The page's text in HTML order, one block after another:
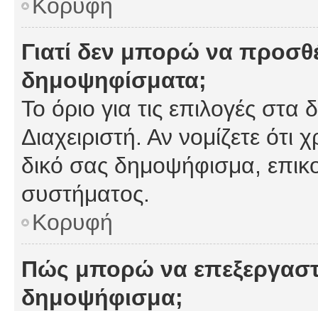
Κορυφή
Γιατί δεν μπορώ να
δημοψηφίσματα;
Το όριο για τις επιλογές
Διαχειριστή. Αν νομίζετε ότι
δικό σας δημοψήφισμα,
συστήματος.
Κορυφή
Πώς μπορώ να
δημοψήφισμα;